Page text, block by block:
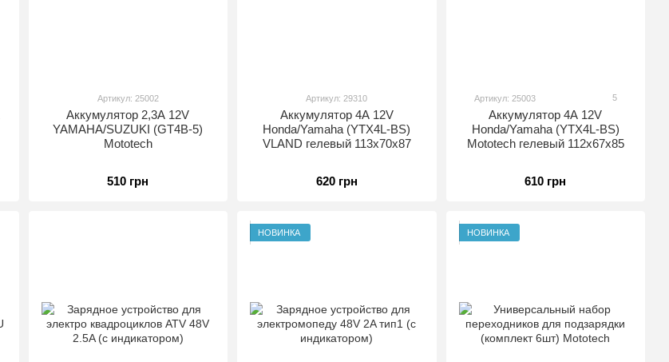
Артикул: 25002
Аккумулятор 2,3A 12V
YAMAHA/SUZUKI (GT4B-5)
Mototech
510 грн
Артикул: 29310
Аккумулятор 4A 12V
Honda/Yamaha (YTX4L-BS)
VLAND гелевый 113x70x87
620 грн
Артикул: 25003 5
Аккумулятор 4A 12V
Honda/Yamaha (YTX4L-BS)
Mototech гелевый 112x67x85
610 грн
НОВИНКА НОВИНКА